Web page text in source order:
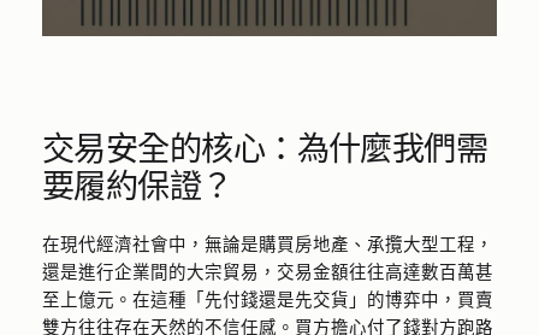
交易安全的核心：為什麼我們需
要履約保證？
在現代經濟社會中，無論是購買房地產、承攬大型工程，
還是進行企業間的大宗貿易，交易金額往往高達數百萬甚
至上億元。在這種「先付錢還是先交貨」的博弈中，買賣
雙方往往存在天然的不信任感。買方擔心付了錢對方跑路